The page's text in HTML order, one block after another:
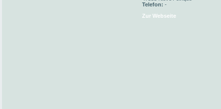
Telefon: -
Zur Webseite